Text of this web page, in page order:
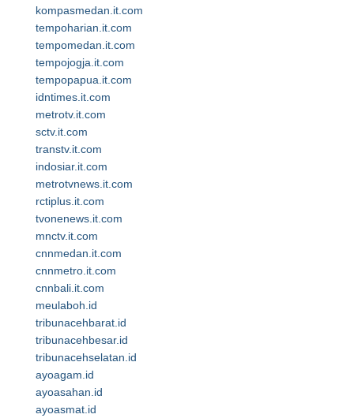
kompasmedan.it.com
tempoharian.it.com
tempomedan.it.com
tempojogja.it.com
tempopapua.it.com
idntimes.it.com
metrotv.it.com
sctv.it.com
transtv.it.com
indosiar.it.com
metrotvnews.it.com
rctiplus.it.com
tvonenews.it.com
mnctv.it.com
cnnmedan.it.com
cnnmetro.it.com
cnnbali.it.com
meulaboh.id
tribunacehbarat.id
tribunacehbesar.id
tribunacehselatan.id
ayoagam.id
ayoasahan.id
ayoasmat.id